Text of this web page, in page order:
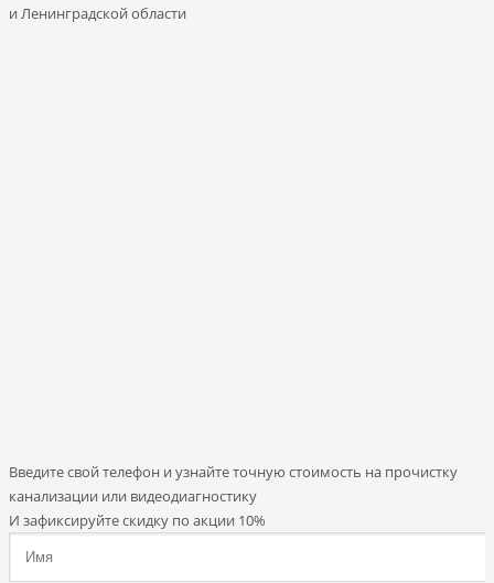
и Ленинградской области
Введите свой телефон и узнайте точную стоимость на прочистку
канализации или видеодиагностику
И зафиксируйте скидку по акции 10%